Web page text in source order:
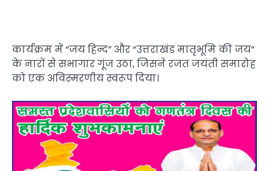
कार्यक्रम में “जय हिन्द” और “उत्तराखंड मातृभूमि की जय”
के नारों से सभागार गूंज उठा, जिसने रजत जयंती समारोह
को एक अविस्मरणीय स्वरूप दिया।